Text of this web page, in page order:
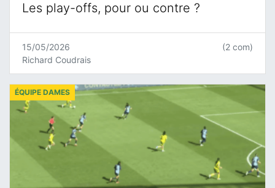
Les play-offs, pour ou contre ?
15/05/2026
Richard Coudrais
(2 com)
ÉQUIPE DAMES